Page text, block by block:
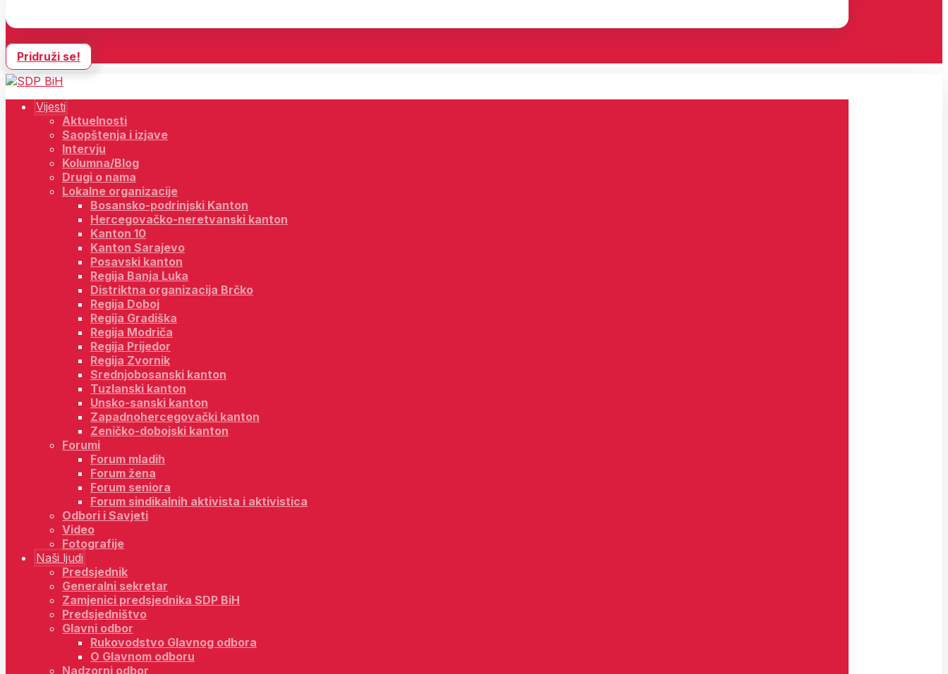
Pridruži se!
Vijesti
Aktuelnosti
Saopštenja i izjave
Intervju
Kolumna/Blog
Drugi o nama
Lokalne organizacije
Bosansko-podrinjski Kanton
Hercegovačko-neretvanski kanton
Kanton 10
Kanton Sarajevo
Posavski kanton
Regija Banja Luka
Distriktna organizacija Brčko
Regija Doboj
Regija Gradiška
Regija Modriča
Regija Prijedor
Regija Zvornik
Srednjobosanski kanton
Tuzlanski kanton
Unsko-sanski kanton
Zapadnohercegovački kanton
Zeničko-dobojski kanton
Forumi
Forum mladih
Forum žena
Forum seniora
Forum sindikalnih aktivista i aktivistica
Odbori i Savjeti
Video
Fotografije
Naši ljudi
Predsjednik
Generalni sekretar
Zamjenici predsjednika SDP BiH
Predsjedništvo
Glavni odbor
Rukovodstvo Glavnog odbora
O Glavnom odboru
Nadzorni odbor